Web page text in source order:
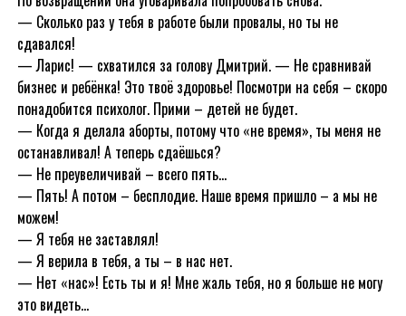
— Сколько раз у тебя в работе были провалы, но ты не
сдавался!
— Ларис! — схватился за голову Дмитрий. — Не сравнивай
бизнес и ребёнка! Это твоё здоровье! Посмотри на себя – скоро
понадобится психолог. Прими – детей не будет.
— Когда я делала аборты, потому что «не время», ты меня не
останавливал! А теперь сдаёшься?
— Не преувеличивай – всего пять…
— Пять! А потом – бесплодие. Наше время пришло – а мы не
можем!
— Я тебя не заставлял!
— Я верила в тебя, а ты – в нас нет.
— Нет «нас»! Есть ты и я! Мне жаль тебя, но я больше не могу
это видеть…